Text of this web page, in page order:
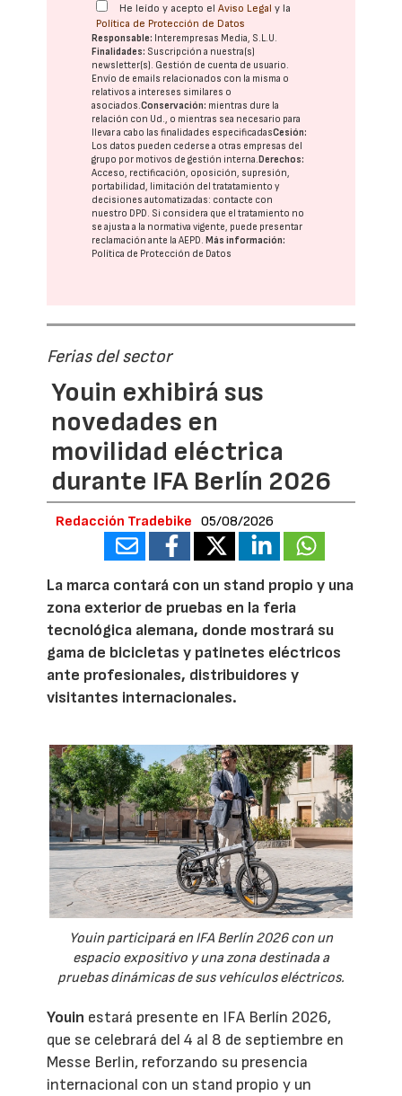
He leído y acepto elAviso Legal y la
Política de Protección de Datos
Responsable: Interempresas Media, S.L.U.
Finalidades: Suscripción a nuestra(s)
newsletter(s). Gestión de cuenta de usuario.
Envío de emails relacionados con la misma o
relativos a intereses similares o
asociados.Conservación: mientras dure la
relación con Ud., o mientras sea necesario para
llevar a cabo las finalidades especificadasCesión:
Los datos pueden cederse a otras empresas del
grupo por motivos de gestión interna.Derechos:
Acceso, rectificación, oposición, supresión,
portabilidad, limitación del tratatamiento y
decisiones automatizadas: contacte con
nuestro DPD. Si considera que el tratamiento no
se ajusta a la normativa vigente, puede presentar
reclamación ante laAEPD.Más información:
Política de Protección de Datos
Ferias del sector
Youin exhibirá sus
novedades en
movilidad eléctrica
durante IFA Berlín 2026
Redacción Tradebike 05/08/2026
La marca contará con un stand propio y una
zona exterior de pruebas en la feria
tecnológica alemana, donde mostrará su
gama de bicicletas y patinetes eléctricos
ante profesionales, distribuidores y
visitantes internacionales.
Youin participará en IFA Berlín 2026 con un
espacio expositivo y una zona destinada a
pruebas dinámicas de sus vehículos eléctricos.
Youin estará presente en IFA Berlín 2026,
que se celebrará del 4 al 8 de septiembre en
Messe Berlin, reforzando su presencia
internacional con un stand propio y un